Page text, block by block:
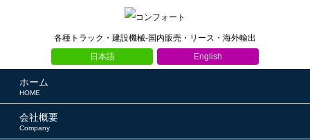
各種トラック・建設機械-国内販売・リース・海外輸出
English
日本語
ホーム
HOME
会社概要
Company